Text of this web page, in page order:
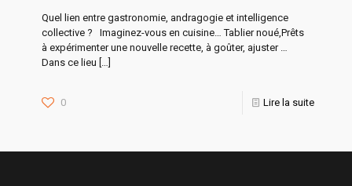
Quel lien entre gastronomie, andragogie et intelligence
collective ? Imaginez-vous en cuisine… Tablier noué,Prêts
à expérimenter une nouvelle recette, à goûter, ajuster …
Dans ce lieu […]
0 Lire la suite